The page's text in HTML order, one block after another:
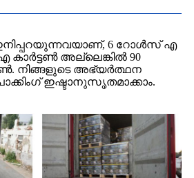
ഇനിപ്പറയുന്നവയാണ്, 6 റോൾസ് എ
കാർട്ടൺ അല്ലെങ്കിൽ 90
നിങ്ങളുടെ അഭ്യർത്ഥന
ഇഷ്ടാനുസൃതമാക്കാം.